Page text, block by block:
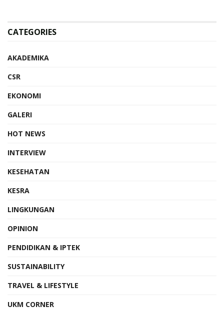
CATEGORIES
AKADEMIKA
CSR
EKONOMI
GALERI
HOT NEWS
INTERVIEW
KESEHATAN
KESRA
LINGKUNGAN
OPINION
PENDIDIKAN & IPTEK
SUSTAINABILITY
TRAVEL & LIFESTYLE
UKM CORNER